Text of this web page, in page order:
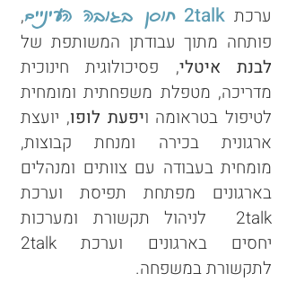
ערכת 2talk חוסן בגובה העיניים,
פותחה מתוך עבודתן המשותפת של
לבנת איטלי, פסיכולוגית חינוכית
מדריכה, מטפלת משפחתית ומומחית
לטיפול בטראומה ויפעת לופו, יועצת
ארגונית בכירה ומנחת קבוצות,
מומחית בעבודה עם צוותים ומנהלים
בארגונים מפתחת תפיסת וערכת
2talk לניהול תקשורת ומערכות
יחסים בא
רגונים וערכת 2talk
לתקשורת במשפחה.